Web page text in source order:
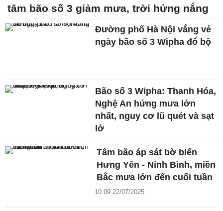
tâm bão số 3 giảm mưa, trời hửng nắng
Đường phố Hà Nội vắng vẻ
ngày bão số 3 Wipha đổ bộ
Bão số 3 Wipha: Thanh Hóa,
Nghệ An hứng mưa lớn
nhất, nguy cơ lũ quét và sạt
lở
Tâm bão áp sát bờ biển
Hưng Yên - Ninh Bình, miền
Bắc mưa lớn đến cuối tuần
10:09 22/07/2025